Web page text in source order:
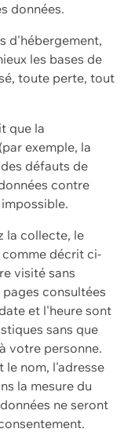
données.
d'hébergement,
les bases de
toute perte, tout
que la
exemple, la
défauts de
contre
la collecte, le
décrit ci-
visité sans
consultées
et l'heure sont
sans que
votre personne.
le nom, l'adresse
la mesure du
ne seront